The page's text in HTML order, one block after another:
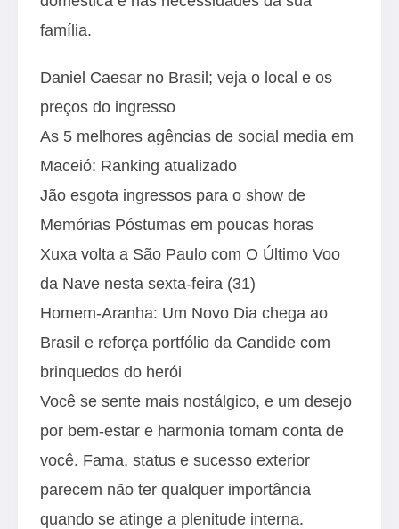
família.
Daniel Caesar no Brasil; veja o local e os
preços do ingresso
As 5 melhores agências de social media em
Maceió: Ranking atualizado
Jão esgota ingressos para o show de
Memórias Póstumas em poucas horas
Xuxa volta a São Paulo com O Último Voo
da Nave nesta sexta-feira (31)
Homem-Aranha: Um Novo Dia chega ao
Brasil e reforça portfólio da Candide com
brinquedos do herói
Você se sente mais nostálgico, e um desejo
por bem-estar e harmonia tomam conta de
você. Fama, status e sucesso exterior
parecem não ter qualquer importância
quando se atinge a plenitude interna.